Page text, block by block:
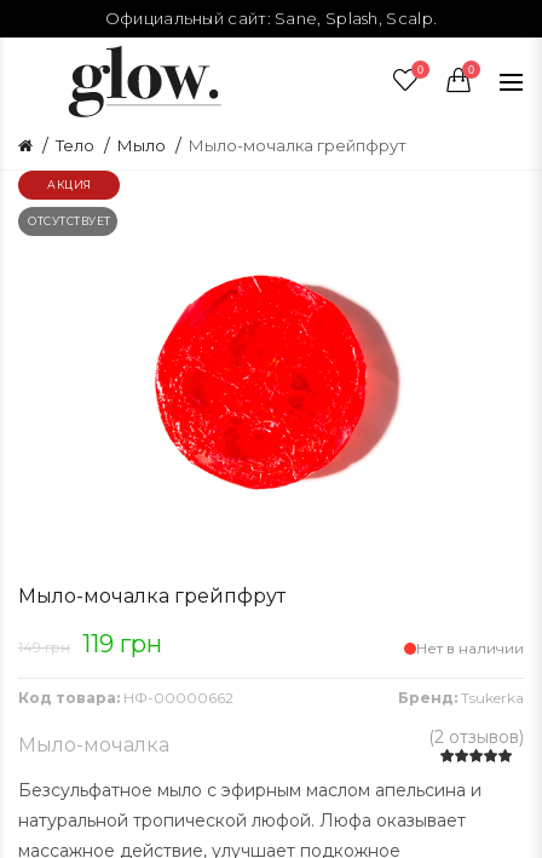
Официальный сайт: Sane Splash Scalp
0 0
Тело Мыло Мыло-мочалка грейпфрут
АКЦИЯ
ОТСУТСТВУЕТ
Мыло-мочалка грейпфрут
Мыло-мочалка (2 отзывов)
Нет в наличии
149 грн 119 грн
Безсульфатное мыло с эфирным маслом апельсина и
натуральной тропической люфой. Люфа оказывает
массажное действие, улучшает подкожное
Бренд: Tsukerka
Код товара: НФ-00000662